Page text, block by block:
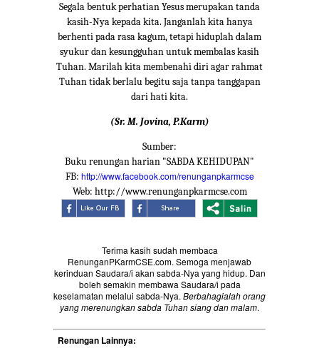
Segala bentuk perhatian Yesus merupakan tanda
kasih-Nya kepada kita. Janganlah kita hanya
berhenti pada rasa kagum, tetapi hiduplah dalam
syukur dan kesungguhan untuk membalas kasih
Tuhan. Marilah kita membenahi diri agar rahmat
Tuhan tidak berlalu begitu saja tanpa tanggapan
dari hati kita.
(Sr. M. Jovina, P.Karm)
Sumber:
Buku renungan harian "SABDA KEHIDUPAN"
FB: http://www.facebook.com/renunganpkarmcse
Web: http://www.renunganpkarmcse.com
Terima kasih sudah membaca
RenunganPKarmCSE.com. Semoga menjawab
kerinduan Saudara/i akan sabda-Nya yang hidup. Dan
boleh semakin membawa Saudara/i pada
keselamatan melalui sabda-Nya. Berbahagialah orang
yang merenungkan sabda Tuhan siang dan malam.
Renungan Lainnya: